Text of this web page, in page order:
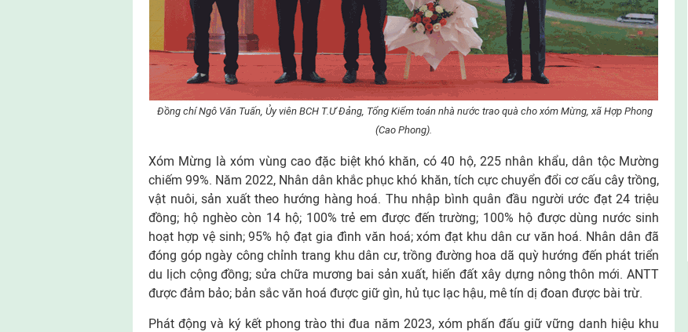
Đồng chí Ngô Văn Tuấn, Ủy viên BCH T.Ư Đảng, Tổng Kiểm toán nhà nước trao quà cho xóm Mừng, xã Hợp Phong
(Cao Phong).
Xóm Mừng là xóm vùng cao đặc biệt khó khăn, có 40 hộ, 225 nhân khẩu, dân tộc Mường
chiếm 99%. Năm 2022, Nhân dân khắc phục khó khăn, tích cực chuyển đổi cơ cấu cây trồng,
vật nuôi, sản xuất theo hướng hàng hoá. Thu nhập bình quân đầu người ước đạt 24 triệu
đồng; hộ nghèo còn 14 hộ; 100% trẻ em được đến trường; 100% hộ được dùng nước sinh
hoạt hợp vệ sinh; 95% hộ đạt gia đình văn hoá; xóm đạt khu dân cư văn hoá. Nhân dân đã
đóng góp ngày công chỉnh trang khu dân cư, trồng đường hoa dã quỳ hướng đến phát triển
du lịch cộng đồng; sửa chữa mương bai sản xuất, hiến đất xây dựng nông thôn mới. ANTT
được đảm bảo; bản sắc văn hoá được giữ gìn, hủ tục lạc hậu, mê tín dị đoan được bài trừ.
Phát động và ký kết phong trào thi đua năm 2023, xóm phấn đấu giữ vững danh hiệu khu